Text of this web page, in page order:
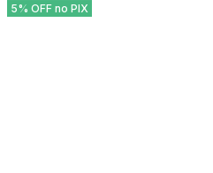
5% OFF no PIX